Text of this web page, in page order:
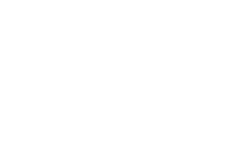
반복 작업을 수행하세요.
타겟 고객 매뉴얼 및 API 레퍼런스
커
벤트
량을 강화하세요
르게 목표 도달률 달성
변